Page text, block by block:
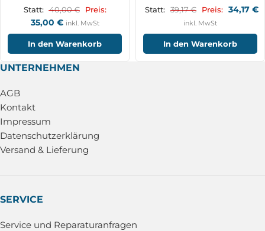
Statt: 40,00€ Preis:
35,00 € inkl. MwSt
In den Warenkorb
Statt: 39,17€ Preis: 34,17 €
inkl. MwSt
In den Warenkorb
UNTERNEHMEN
AGB
Kontakt
Impressum
Datenschutzerklärung
Versand & Lieferung
SERVICE
Service und Reparaturanfragen